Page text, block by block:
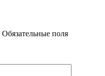
Обязательные поля